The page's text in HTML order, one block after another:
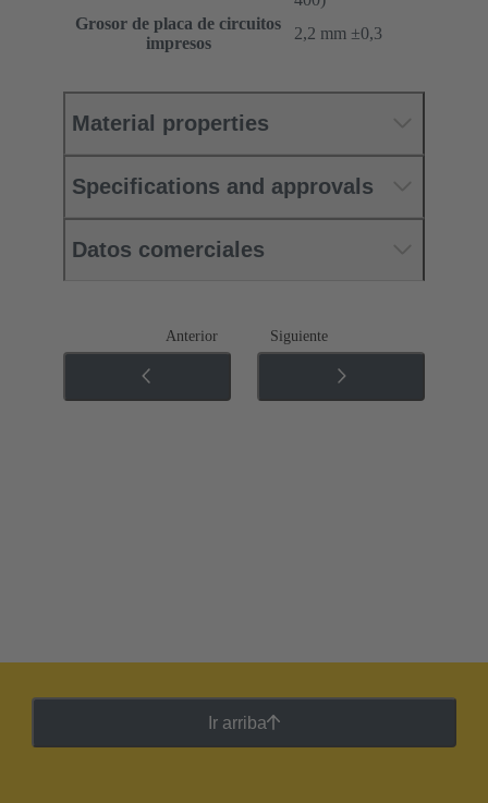
Grosor de placa de circuitos
impresos
‌2,2 mm ±0,3 ‌
Material properties
Specifications and approvals
Datos comerciales
Anterior Siguiente
Ir arriba